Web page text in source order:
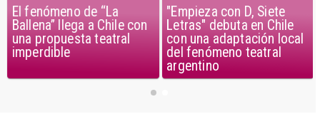
El fenómeno de “La
Ballena” llega a Chile con
una propuesta teatral
imperdible
"Empieza con D, Siete
Letras" debuta en Chile
con una adaptación local
del fenómeno teatral
argentino